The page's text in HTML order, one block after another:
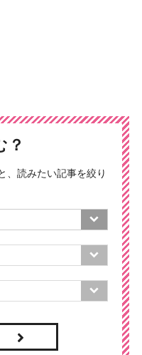
？
、読みたい記事を絞り